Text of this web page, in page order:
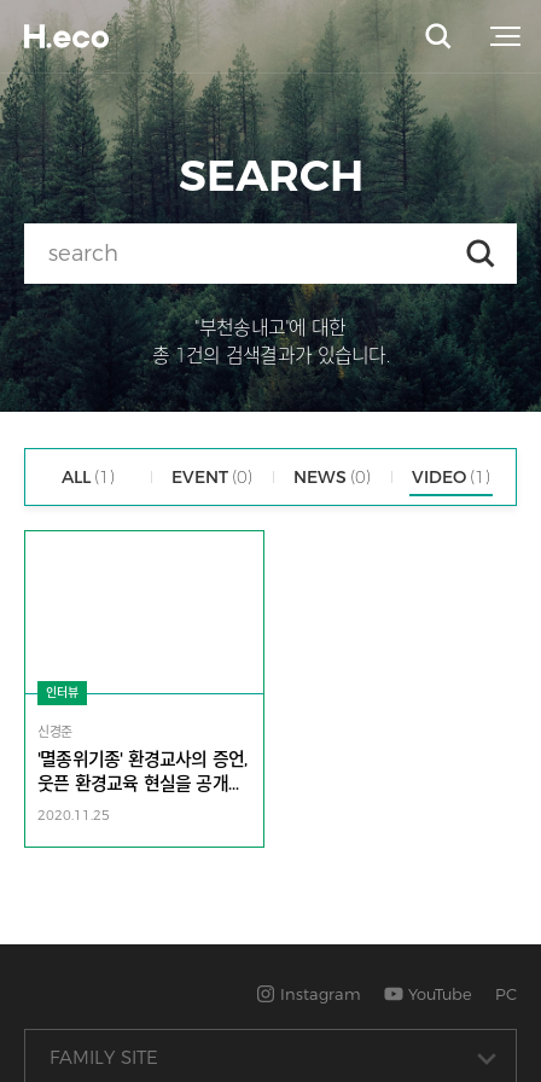
SEARCH
"부천송내고"에 대한
총 1건의 검색결과가 있습니다.
ALL (1) EVENT (0) NEWS (0) VIDEO (1)
인터뷰
신경준
'멸종위기종' 환경교사의 증언,
웃픈 환경교육 현실을 공개합
니다!
2020.11.25
Instagram YouTube PC